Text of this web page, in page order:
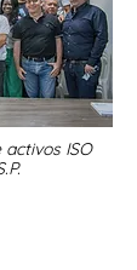
ISO